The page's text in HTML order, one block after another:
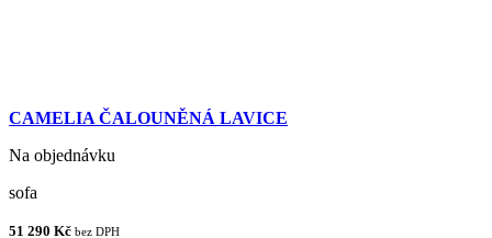
CAMELIA ČALOUNĚNÁ LAVICE
Na objednávku
sofa
51 290 Kč bez DPH